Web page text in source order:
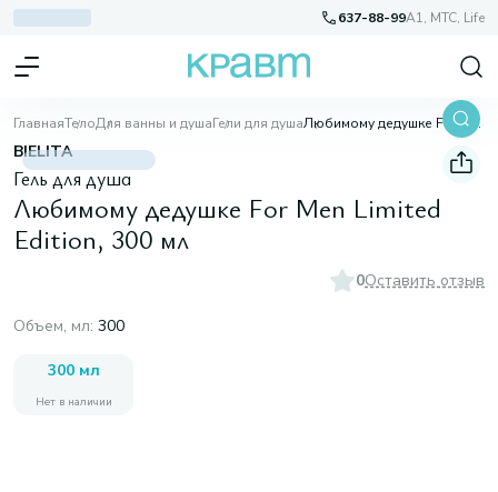
637-88-99A1, МТС, Life
ГлавнаяТелоДля ванны и душаГели для душа Любимому дедушке For Men Limited Edition, 300 мл
BIELITA
Гель для душа
Любимому дедушке For Men Limited
Edition, 300 мл
0Оставить отзыв
Объем, мл: 300
300 мл
Нет в наличии